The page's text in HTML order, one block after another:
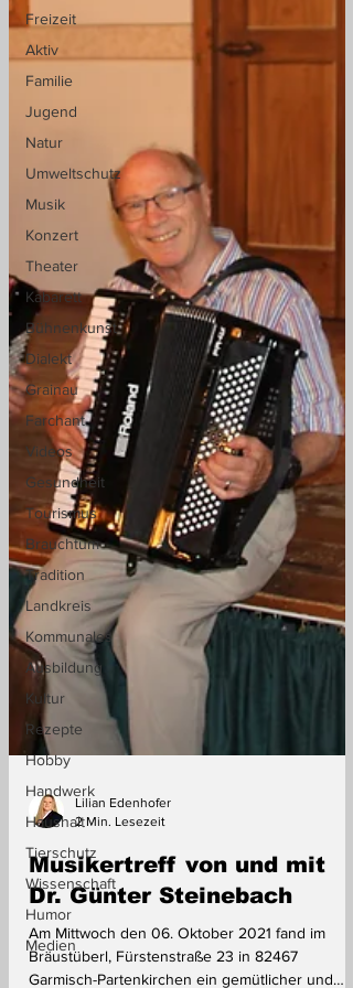
Freizeit
Aktiv
Familie
Jugend
Natur
Umweltschutz
Musik
Konzert
Theater
Kabarett
Bühnenkunst
Dialekt
Grainau
Farchant
Videos
Gesundheit
Tourismus
Brauchtum
Tradition
Landkreis
Kommunales
Ausbildung
Kultur
Rezepte
Hobby
Handwerk
Haushalt
Tierschutz
Wissenschaft
Humor
Medien
Lilian Edenhofer
Musikertreff von und mit
Dr. Günter Steinebach
Am Mittwoch den 06. Oktober 2021 fand im
Bräustüberl, Fürstenstraße 23 in 82467